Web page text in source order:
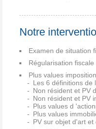
Notre
Examen de situation
Régularisation fiscale
Plus values imposition
Les 6 définitions de
Non résident et PV
Non résident et PV
Plus values d
Plus values
PV sur objet d'art et